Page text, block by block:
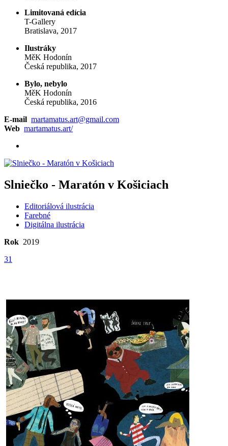
Limitovaná edícia
T-Gallery
Bratislava, 2017
Ilustráky
MěK Hodonín
Česká republika, 2017
Bylo, nebylo
MěK Hodonín
Česká republika, 2016
E-mail martamatus.art@gmail.com
Web martamatus.art/
Slniečko - Maratón v Košiciach
Editoriálová ilustrácia
Farebné
Digitálna ilustrácia
Rok 2019
31